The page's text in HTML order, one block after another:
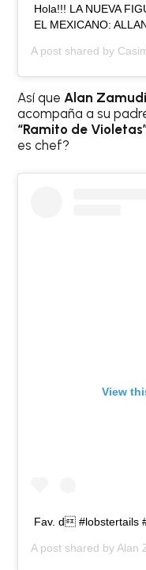
Hola!!! LA NUEVA
EL MEXICANO:
A post shared by
Así queAlan
acompaña a su
“Ramito de
es chef?
View
Fav. d #lobstertails
A post shared by Alan